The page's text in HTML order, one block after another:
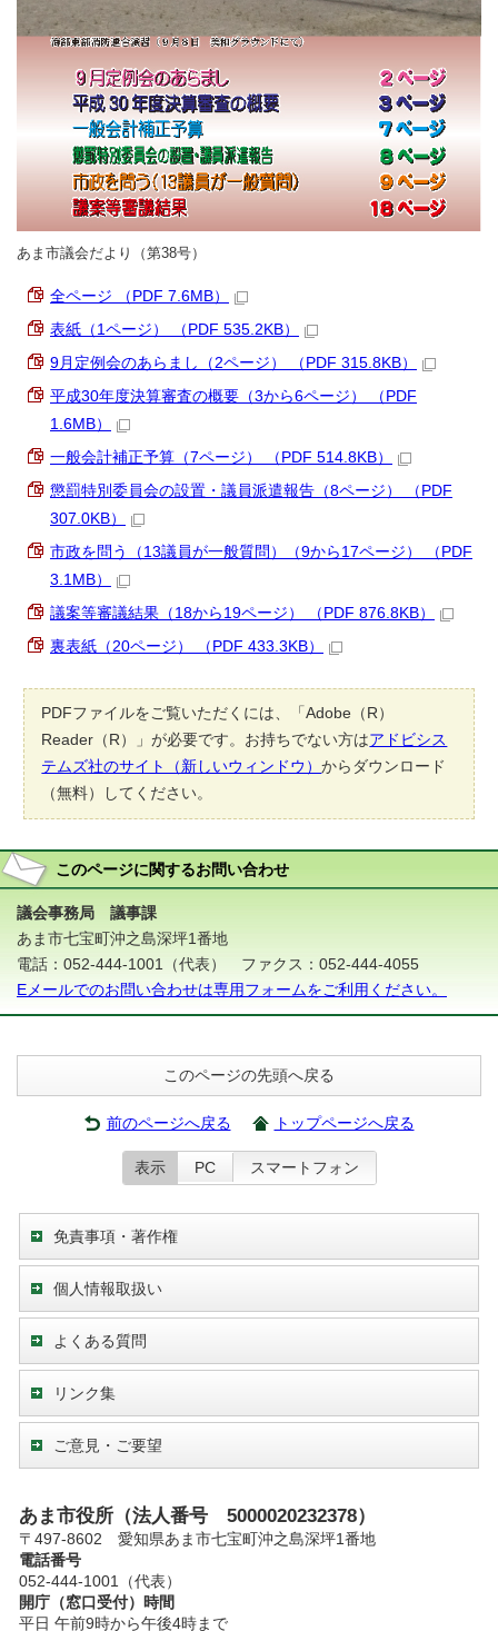
あま市議会だより（第38号）
全ページ （PDF 7.6MB）
表紙（1ページ） （PDF 535.2KB）
9月定例会のあらまし（2ページ） （PDF 315.8KB）
平成30年度決算審査の概要（3から6ページ） （PDF
1.6MB）
一般会計補正予算（7ページ） （PDF 514.8KB）
懲罰特別委員会の設置・議員派遣報告（8ページ） （PDF
307.0KB）
市政を問う（13議員が一般質問）（9から17ページ） （PDF
3.1MB）
議案等審議結果（18から19ページ） （PDF 876.8KB）
裏表紙（20ページ） （PDF 433.3KB）
PDFファイルをご覧いただくには、「Adobe（R）
Reader（R）」が必要です。お持ちでない方はアドビシス
テムズ社のサイト（新しいウィンドウ）からダウンロード
（無料）してください。
このページに関するお問い合わせ
議会事務局 議事課
あま市七宝町沖之島深坪1番地
電話：052-444-1001（代表） ファクス：052-444-4055
Eメールでのお問い合わせは専用フォームをご利用ください。
このページの先頭へ戻る
前のページへ戻る トップページへ戻る
表示 PC スマートフォン
免責事項・著作権
個人情報取扱い
よくある質問
リンク集
ご意見・ご要望
あま市役所（法人番号 5000020232378）
〒497-8602 愛知県あま市七宝町沖之島深坪1番地
電話番号
052-444-1001（代表）
開庁（窓口受付）時間
平日 午前9時から午後4時まで